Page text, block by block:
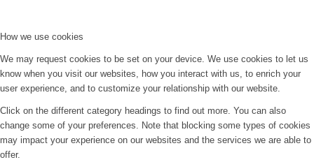
How we use cookies
We may request cookies to be set on your device. We use cookies to let us
know when you visit our websites, how you interact with us, to enrich your
user experience, and to customize your relationship with our website.
Click on the different category headings to find out more. You can also
change some of your preferences. Note that blocking some types of cookies
may impact your experience on our websites and the services we are able to
offer.